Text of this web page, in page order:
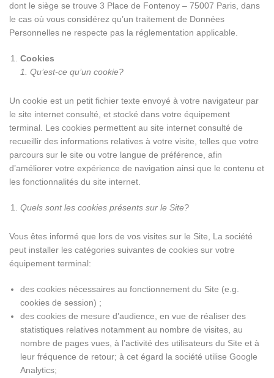
dont le siège se trouve 3 Place de Fontenoy – 75007 Paris, dans
le cas où vous considérez qu’un traitement de Données
Personnelles ne respecte pas la réglementation applicable.
Cookies
1. Qu’est-ce qu’un cookie?
Un cookie est un petit fichier texte envoyé à votre navigateur par
le site internet consulté, et stocké dans votre équipement
terminal. Les cookies permettent au site internet consulté de
recueillir des informations relatives à votre visite, telles que votre
parcours sur le site ou votre langue de préférence, afin
d’améliorer votre expérience de navigation ainsi que le contenu et
les fonctionnalités du site internet.
Quels sont les cookies présents sur le Site?
Vous êtes informé que lors de vos visites sur le Site, La société
peut installer les catégories suivantes de cookies sur votre
équipement terminal:
des cookies nécessaires au fonctionnement du Site (e.g.
cookies de session) ;
des cookies de mesure d’audience, en vue de réaliser des
statistiques relatives notamment au nombre de visites, au
nombre de pages vues, à l’activité des utilisateurs du Site et à
leur fréquence de retour; à cet égard la société utilise Google
Analytics;